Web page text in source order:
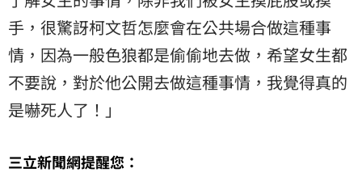
手，很驚訝柯文哲怎麼會在公共場合做這種事
情，因為一般色狼都是偷偷地去做，希望女生都
不要說，對於他公開去做這種事情，我覺得真的
是嚇死人了！」
三立新聞網提醒您：